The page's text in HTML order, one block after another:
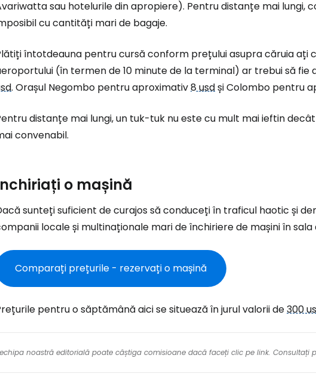
sau hotelurile din apropiere). Pentru distanțe mai lungi,
cu cantități mari de bagaje.
întotdeauna pentru cursă conform prețului asupra căruia ați
(în termen de 10 minute de la terminal) ar trebui să
. Orașul Negombo pentru aproximativ8 usdși Colombo pentru
distanțe mai lungi, un tuk-tuk nu este cu mult mai ieftin
convenabil.
o mașină
sunteți suficient de curajos să conduceți în traficul haotic și
locale și multinaționale mari de închiriere de mașini în sala
Comparați prețurile - rezervați o mașină
pentru o săptămână aici se situează în jurul valorii de300
noastră editorială poate câștiga comisioane dacă faceți clic pe link. Consultați